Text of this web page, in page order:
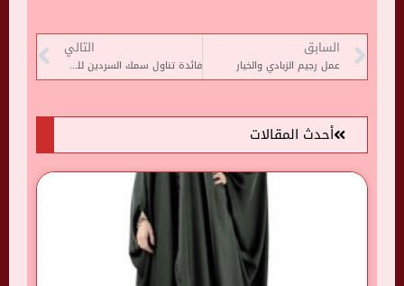
السابق
عمل رجيم الزبادي والخيار
التالي
فائدة تناول سمك السردين للشعر والبشرة
أحدث المقالات